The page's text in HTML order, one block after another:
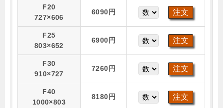
F20
727×606
6090円
F25
803×652
6900円
F30
910×727
7260円
F40
1000×803
8180円